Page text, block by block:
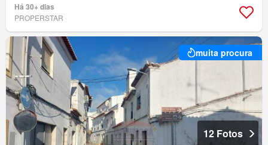
Há 30+ dias
PROPERSTAR
muita procura
12 Fotos